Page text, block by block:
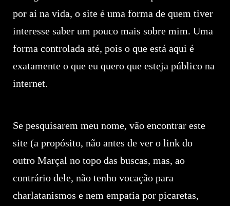
por aí na vida, o site é uma forma de quem tiver
interesse saber um pouco mais sobre mim. Uma
forma controlada até, pois o que está aqui é
exatamente o que eu quero que esteja público na
internet.
Se pesquisarem meu nome, vão encontrar este
site (a propósito, não antes de ver o link do
outro Marçal no topo das buscas, mas, ao
contrário dele, não tenho vocação para
charlatanismos e nem empatia por picaretas,